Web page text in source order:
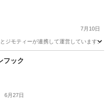
7月10日
ジモティーが連携して運営していま
リユース
フック
6月27日